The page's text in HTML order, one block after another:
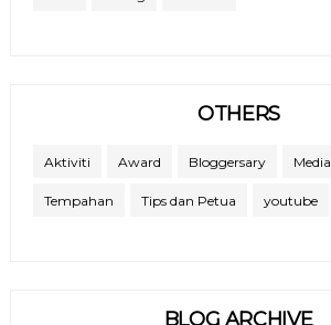
OTHERS
Aktiviti Award Bloggersary Media
Tempahan Tips dan Petua youtube
BLOG ARCHIVE